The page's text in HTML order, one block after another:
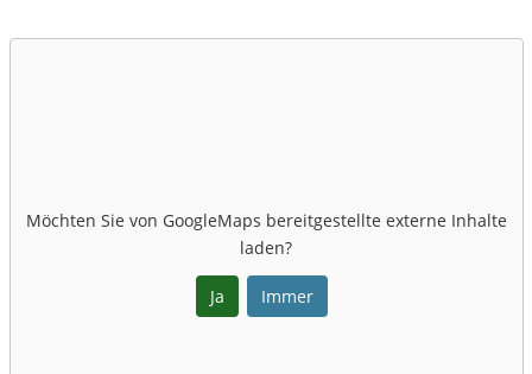
Möchten Sie von GoogleMaps bereitgestellte externe Inhalte
laden?
Ja Immer